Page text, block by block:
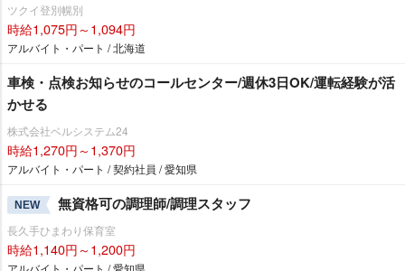
ツクイ登別幌別
時給1,075円～1,094円
アルバイト・パート / 北海道
車検・点検お知らせのコールセンター/週休3日OK/運転経験が活
かせる
株式会社ベルシステム24
時給1,270円～1,370円
アルバイト・パート / 契約社員 / 愛知県
NEW 無資格可の調理師/調理スタッフ
長久手ひまわり保育室
時給1,140円～1,200円
アルバイト・パート / 愛知県